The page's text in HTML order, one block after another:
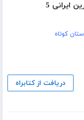
5
کوتاه
دریافت از کتابراه